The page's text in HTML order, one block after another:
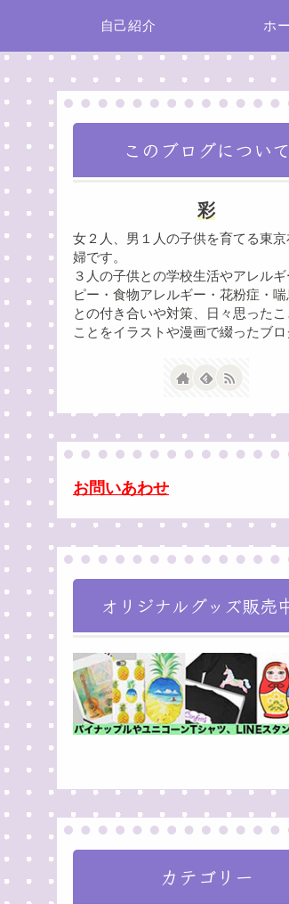
自己紹介 ホ
このブログについて
彩
女２人、男１人の子供を育てる東京
婦です。
３人の子供との学校生活やアレルギ
ピー・食物アレルギー・花粉症・喘
との付き合いや対策、日々思ったこ
ことをイラストや漫画で綴ったブロ
お問いあわせ
オリジナルグッズ販売
カテゴリー